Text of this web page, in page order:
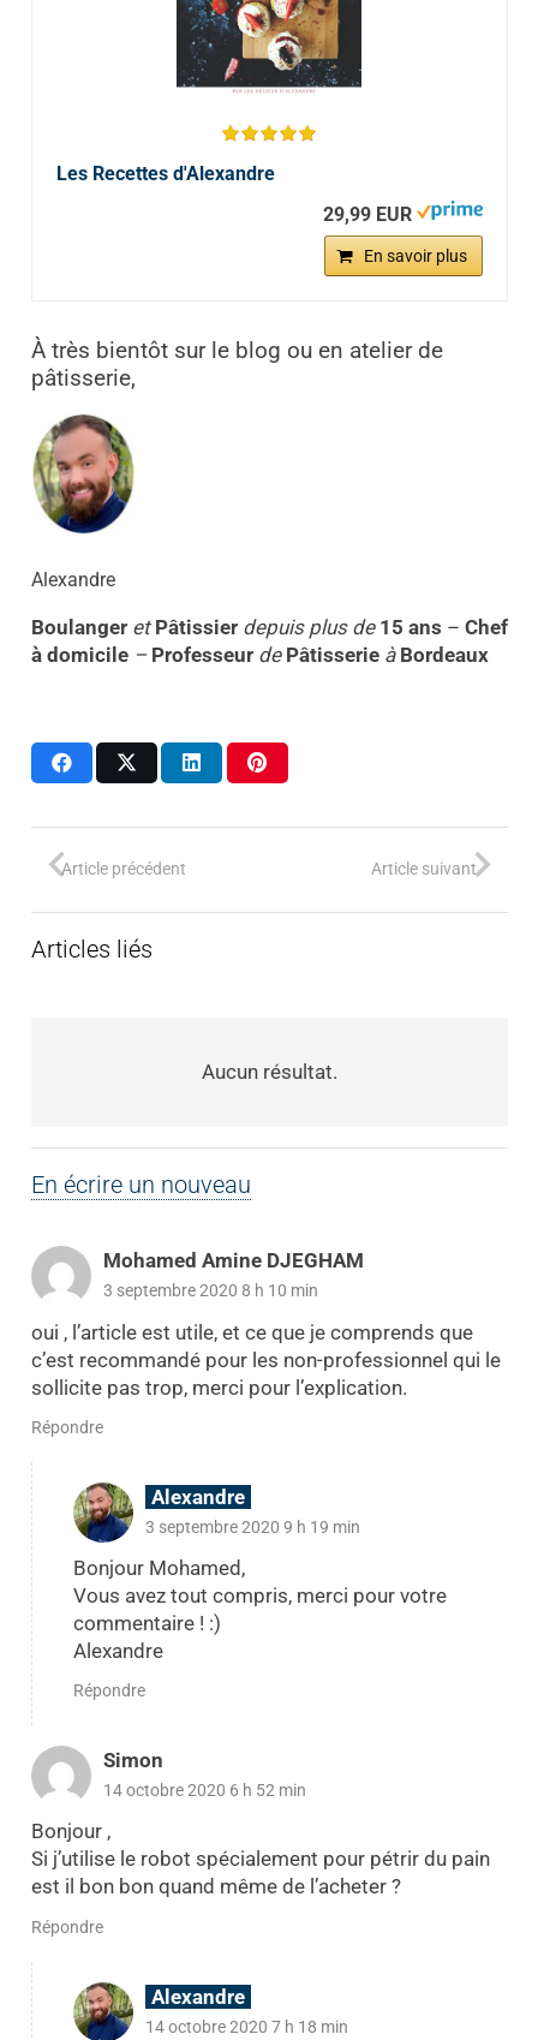
Les Recettes d'Alexandre
29,99 EUR
En savoir plus
À très bientôt sur le blog ou en atelier de
pâtisserie,
Alexandre
Boulangeret Pâtissierdepuis plus de 15 ans – Chef
à domicile– Professeurde Pâtisserieà Bordeaux
Article précédent Article suivant
Articles liés
Aucun résultat.
En écrire un nouveau
Mohamed Amine DJEGHAM
3 septembre 2020 8 h 10 min
oui , l’article est utile, et ce que je comprends que
c’est recommandé pour les non-professionnel qui le
sollicite pas trop, merci pour l’explication.
Répondre
Alexandre
3 septembre 2020 9 h 19 min
Bonjour Mohamed,
Vous avez tout compris, merci pour votre
commentaire ! :)
Alexandre
Répondre
Simon
14 octobre 2020 6 h 52 min
Bonjour ,
Si j’utilise le robot spécialement pour pétrir du pain
est il bon bon quand même de l’acheter ?
Répondre
Alexandre
14 octobre 2020 7 h 18 min